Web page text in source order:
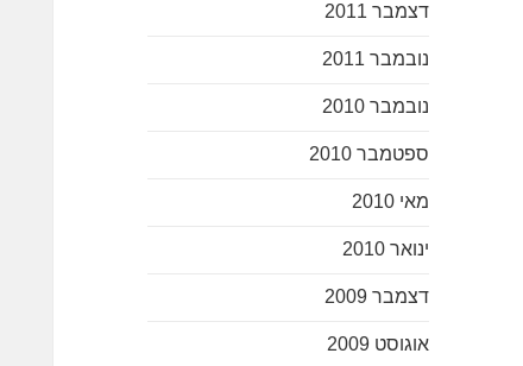
דצמבר 2011
נובמבר 2011
נובמבר 2010
ספטמבר 2010
מאי 2010
ינואר 2010
דצמבר 2009
אוגוסט 2009